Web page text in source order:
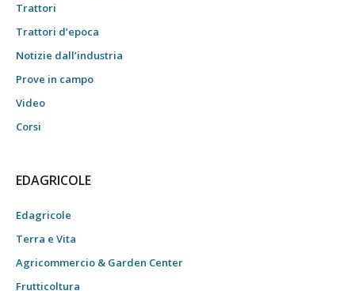
Trattori
Trattori d’epoca
Notizie dall’industria
Prove in campo
Video
Corsi
EDAGRICOLE
Edagricole
Terra e Vita
Agricommercio & Garden Center
Frutticoltura